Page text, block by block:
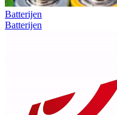
Batterijen
Batterijen